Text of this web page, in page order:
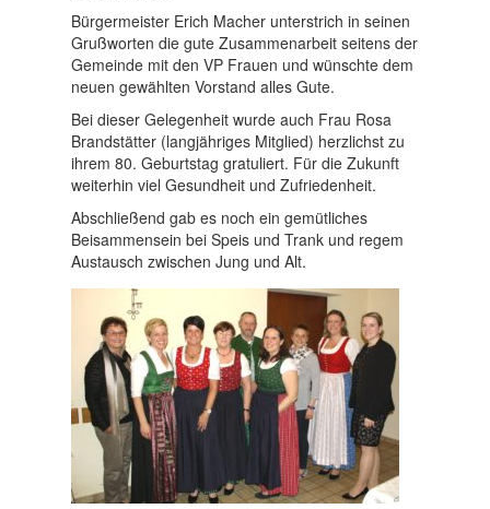
Bürgermeister Erich Macher unterstrich in seinen
Grußworten die gute Zusammenarbeit seitens der
Gemeinde mit den VP Frauen und wünschte dem
neuen gewählten Vorstand alles Gute.
Bei dieser Gelegenheit wurde auch Frau Rosa
Brandstätter (langjähriges Mitglied) herzlichst zu
ihrem 80. Geburtstag gratuliert. Für die Zukunft
weiterhin viel Gesundheit und Zufriedenheit.
Abschließend gab es noch ein gemütliches
Beisammensein bei Speis und Trank und regem
Austausch zwischen Jung und Alt.